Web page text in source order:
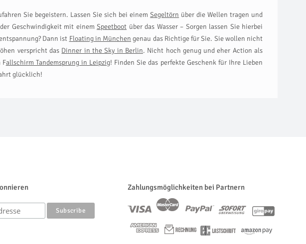
Sie begeistern. Lassen Sie sich bei einemSegeltörn über die Wellen tragen und
Geschwindigkeit mit einem Speetboot über das Wasser – Sorgen lassen Sie hierbei
Dann ist Floating in München genau das Richtige für Sie. Sie wollen nicht
verspricht das Dinner in the Sky in Berlin. Nicht hoch genug und eher Action als
Fallschirm Tandemsprung in Leipzig! Finden Sie das perfekte Geschenk für Ihre Lieben
glücklich!
Zahlungsmöglichkeiten bei Partnern